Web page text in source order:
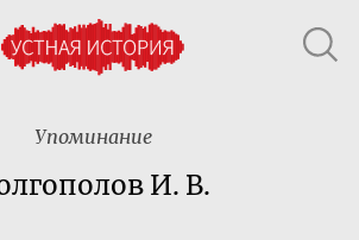
Упоминание
И. В.